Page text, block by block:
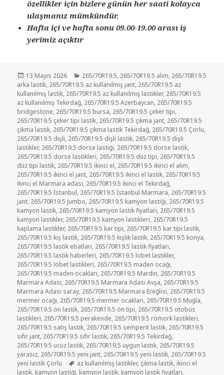
özellikler için bizlere günün her saati kolayca
ulaşmanız mümkündür.
Hafta içi ve hafta sonu 09.00-19.00 arası iş
yerimiz açıktır
Yayın
tarihi
13 Mayıs 2026 Kategoriler
265/70R19.5, 265/70R19.5 alım, 265/70R19.5
arka lastik, 265/70R19.5 az kullanılmış jant, 265/70R19.5 az
kullanılmış lastik, 265/70R19.5 az kullanılmış lastikler, 265/70R19.5
az kullanılmış Tekirdağ, 265/70R19.5 Azerbaycan, 265/70R19.5
bridgestone, 265/70R19.5 bursa, 265/70R19.5 çeker tipi,
265/70R19.5 çeker tipi lastik, 265/70R19.5 çıkma jant, 265/70R19.5
çıkma lastik, 265/70R19.5 çıkma lastik Tekirdağ, 265/70R19.5 Çorlu,
265/70R19.5 dişli, 265/70R19.5 dişli lastik, 265/70R19.5 dişli
lastikler, 265/70R19.5 dorse lastiği, 265/70R19.5 dorse lastik,
265/70R19.5 dorse lastikleri, 265/70R19.5 düz tipi, 265/70R19.5
düz tipi lastik, 265/70R19.5 ikinci el, 265/70R19.5 ikinci el alım,
265/70R19.5 ikinci el jant, 265/70R19.5 ikinci el lastik, 265/70R19.5
ikinci el Marmara adası, 265/70R19.5 ikinci el Tekirdağ,
265/70R19.5 İstanbul, 265/70R19.5 İstanbul Marmara, 265/70R19.5
jant, 265/70R19.5 Jumbo, 265/70R19.5 kamyon lastiği, 265/70R19.5
kamyon lastik, 265/70R19.5 kamyon lastik fiyatları, 265/70R19.5
kamyon lastikler, 265/70R19.5 kamyon lastikleri, 265/70R19.5
kaplama lastikler, 265/70R19.5 kar tipi, 265/70R19.5 kar tipi lastik,
265/70R19.5 kış lastik, 265/70R19.5 kışlık lastik, 265/70R19.5 konya,
265/70R19.5 lastik ebatları, 265/70R19.5 lastik fiyatları,
265/70R19.5 lastik haberleri, 265/70R19.5 lobet lastikler,
265/70R19.5 lobet lastikleri, 265/70R19.5 maden ocağı,
265/70R19.5 maden ocakları, 265/70R19.5 Mardin, 265/70R19.5
Marmara Adası, 265/70R19.5 Marmara Adası Avşa, 265/70R19.5
Marmara Adası saray, 265/70R19.5 Marmara Ereğlisi, 265/70R19.5
mermer ocağı, 265/70R19.5 mermer ocakları, 265/70R19.5 Muğla,
265/70R19.5 ön lastik, 265/70R19.5 ön tipi, 265/70R19.5 otobüs
lastikleri, 265/70R19.5 perakende, 265/70R19.5 römork lastikleri,
265/70R19.5 satış lastik, 265/70R19.5 semperit lastik, 265/70R19.5
sıfır jant, 265/70R19.5 sıfır lastik, 265/70R19.5 Tekirdağ,
265/70R19.5 ucuz lastik, 265/70R19.5 uygun lastik, 265/70R19.5
yarasız, 265/70R19.5 yeni jant, 265/70R19.5 yeni lastik, 265/70R19.5
yeni lastik Çorlu
Etiketler
az kullanılmış lastikler, çıkma lastik, ikinci el
lastik, kamyon lastiği, kamyon lastik, kamyon lastik fiyatları,